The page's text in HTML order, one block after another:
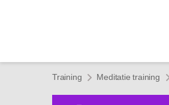
Training Meditatie training